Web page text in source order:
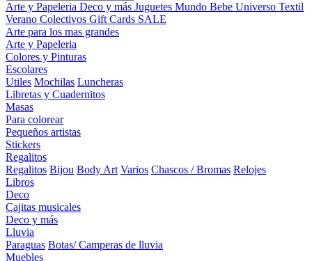
Arte y Papeleria Deco y más Juguetes Mundo Bebe Universo Textil
Verano Colectivos Gift Cards SALE
Arte para los mas grandes
Arte y Papeleria
Colores y Pinturas
Escolares
Utiles Mochilas Luncheras
Libretas y Cuadernitos
Masas
Para colorear
Pequeños artistas
Stickers
Regalitos
Regalitos Bijou Body Art Varios Chascos / Bromas Relojes
Libros
Deco
Cajitas musicales
Deco y más
Lluvia
Paraguas Botas/ Camperas de lluvia
Muebles